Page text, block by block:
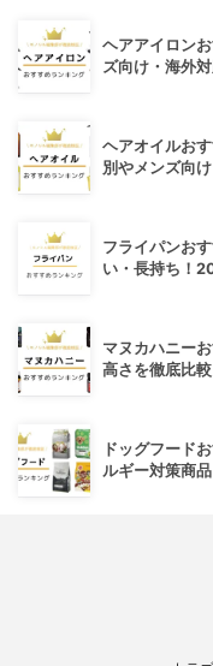
ヘアアイロン
ズ向け・海外
ヘアオイルお
別やメンズ向け
フライパンお
い・長持ち！
マヌカハニー
高さを徹底比
ドッグフード
ルギー対策商